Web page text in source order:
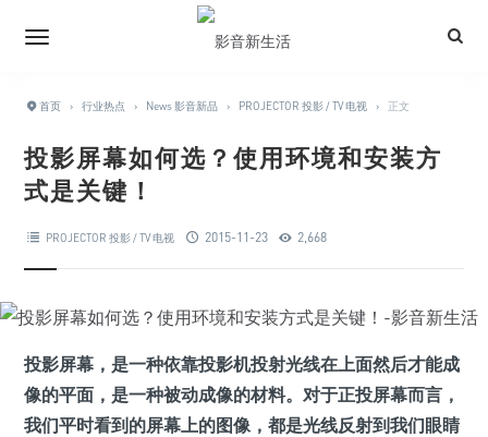
首页 › 行业热点 › News 影音新品 › PROJECTOR 投影 / TV 电视 › 正文
投影屏幕如何选？使用环境和安装方
式是关键！
PROJECTOR 投影 / TV 电视 2015-11-23 2,668
投影屏幕，是一种依靠投影机投射光线在上面然后才能成
像的平面，是一种被动成像的材料。对于正投屏幕而言，
我们平时看到的屏幕上的图像，都是光线反射到我们眼睛